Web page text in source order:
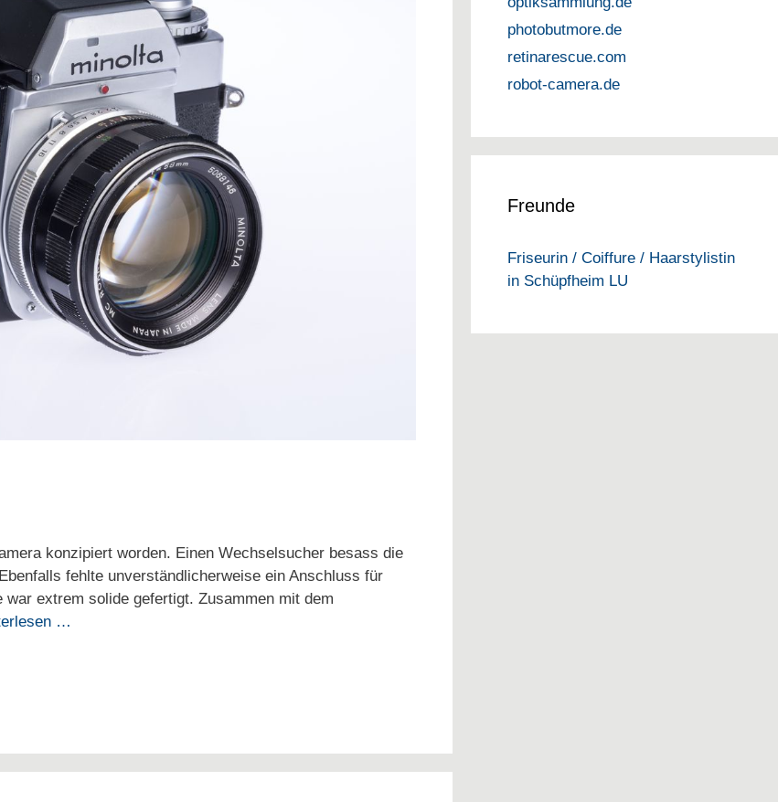
konzipiert worden. Einen Wechselsucher besass die
fehlte unverständlicherweise ein Anschluss für
extrem solide gefertigt. Zusammen mit dem
…
photobutmore.de
retinarescue.com
robot-camera.de
Freunde
Friseurin / Coiffure / Haarstylistin
in Schüpfheim LU